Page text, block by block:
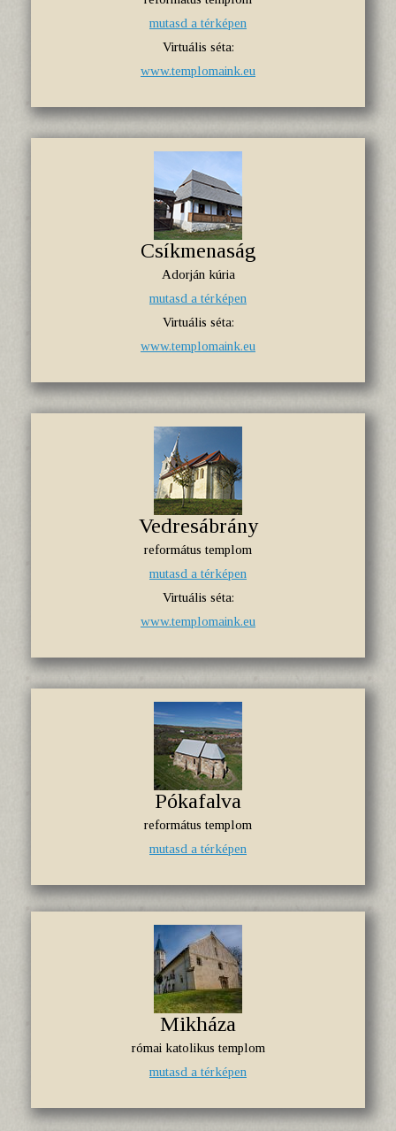
mutasd a térképen
Virtuális séta:
www.templomaink.eu
Csíkmenaság
Adorján kúria
mutasd a térképen
Virtuális séta:
www.templomaink.eu
Vedresábrány
református templom
mutasd a térképen
Virtuális séta:
www.templomaink.eu
Pókafalva
református templom
mutasd a térképen
Mikháza
római katolikus templom
mutasd a térképen